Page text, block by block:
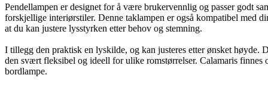
Pendellampen er designet for å være brukervennlig og passer godt
forskjellige interiørstiler. Denne taklampen er også kompatibel med
at du kan justere lysstyrken etter behov og stemning.
I tillegg den praktisk en lyskilde, og kan justeres etter ønsket høyde.
den svært fleksibel og ideell for ulike romstørrelser. Calamaris finnes
bordlampe.